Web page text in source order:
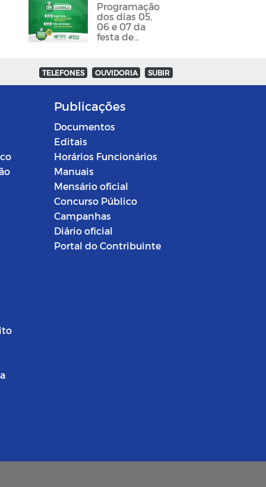
Programação
dos dias 05,
06 e 07 da
festa de
foram
divulgadas
TELEFONES OUVIDORIA SUBIR
Publicações
Documentos
Editais
Horários Funcionários
Manuais
Mensário oficial
Concurso Público
Campanhas
Diário oficial
Portal do Contribuinte